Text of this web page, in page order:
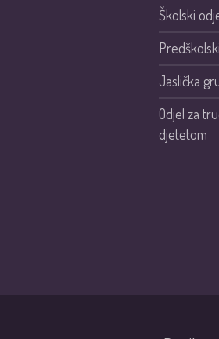
Školski
Jaslička
Odjel za
djetetom